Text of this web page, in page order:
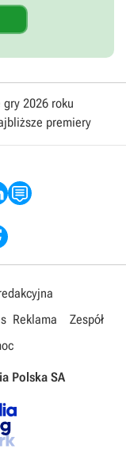
gry 2026 roku
premiery
Reklama
Zespół
Polska SA